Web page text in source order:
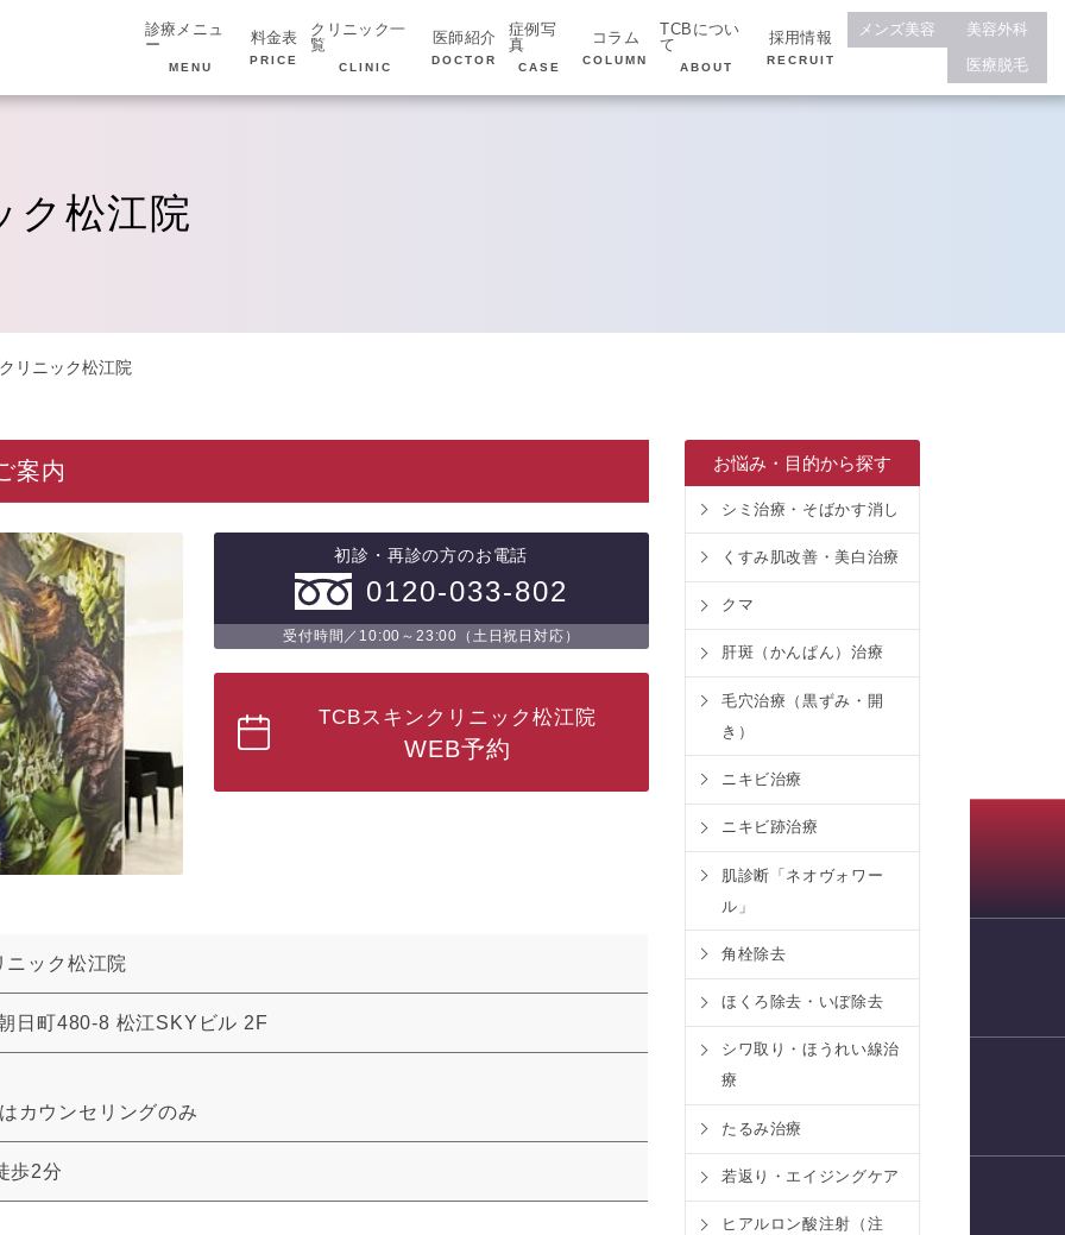
診療メニュ
ー
MENU
料金表
PRICE
クリニック一
覧
CLINIC
医師紹介
DOCTOR
症例写
真
CASE
コラム
COLUMN
TCBについ
て
ABOUT
採用情報
RECRUIT
メンズ美容
美容外科
医療脱毛
ク松江院
リニック松江院
案内
初診・再診の方のお電話
0120-033-802
受付時間／10:00～23:00（土日祝日対応）
TCBスキンクリニック松江院
WEB予約
ック松江院
日町480-8 松江SKYビル 2F
カウンセリングのみ
歩2分
お悩み・目的から探す
シミ治療・そばかす消し
くすみ肌改善・美白治療
クマ
肝斑（かんぱん）治療
毛穴治療（黒ずみ・開
き）
ニキビ治療
ニキビ跡治療
肌診断「ネオヴォワー
ル」
角栓除去
ほくろ除去・いぼ除去
シワ取り・ほうれい線治
療
たるみ治療
若返り・エイジングケア
ヒアルロン酸注射（注